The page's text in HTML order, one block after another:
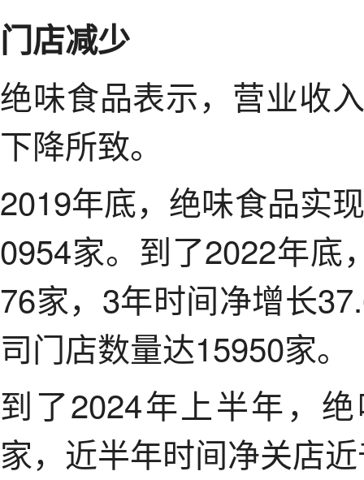
门店减少
绝味食品表示，营业收
下降所致。
2019年底，绝味食品实
0954家。到了2022年底
76家，3年时间净增长
司门店数量达15950家。
到了2024年上半年，
家，近半年时间净关店